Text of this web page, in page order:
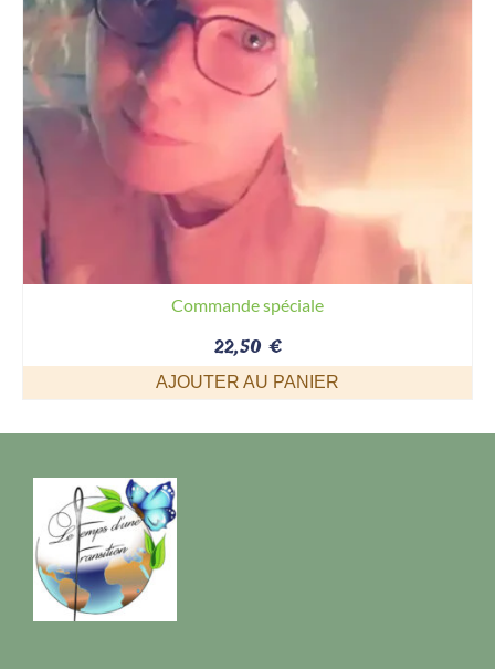
page
du
produit
Commande spéciale
22,50 €
AJOUTER AU PANIER